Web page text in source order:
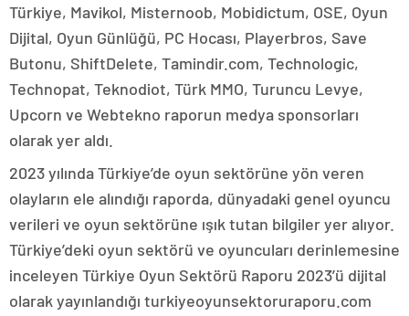
Türkiye, Mavikol, Misternoob, Mobidictum, OSE, Oyun
Dijital, Oyun Günlüğü, PC Hocası, Playerbros, Save
Butonu, ShiftDelete, Tamindir.com, Technologic,
Technopat, Teknodiot, Türk MMO, Turuncu Levye,
Upcorn ve Webtekno raporun medya sponsorları
olarak yer aldı.
2023 yılında Türkiye’de oyun sektörüne yön veren
olayların ele alındığı raporda, dünyadaki genel oyuncu
verileri ve oyun sektörüne ışık tutan bilgiler yer alıyor.
Türkiye’deki oyun sektörü ve oyuncuları derinlemesine
inceleyen Türkiye Oyun Sektörü Raporu 2023’ü dijital
olarak yayınlandığı turkiyeoyunsektoruraporu.com